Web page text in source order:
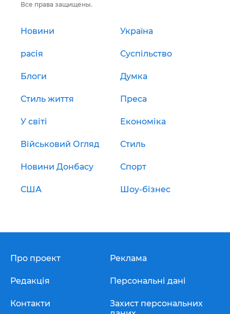
Все права защищены.
Новини Україна
расія Суспільство
Блоги Думка
Стиль життя Преса
У світі Економіка
Військовий Огляд Стиль
Новини Донбасу Спорт
США Шоу-бізнес
Про проект
Редакція
Контакти
Реклама
Персональні дані
Захист персональних